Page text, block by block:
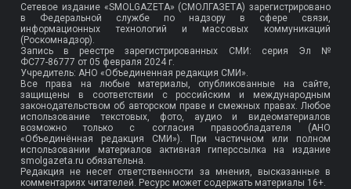
Сетевое издание «SMOLGAZETA» (СМОЛГАЗЕТА) зарегистрировано
в Федеральной службе по надзору в сфере связи,
информационных технологий и массовых коммуникаций
(Роскомнадзор).
Запись в реестре зарегистрированных СМИ: серия Эл №
ФС77-86777 от 05 февраля 2024 г.
Учредитель: АНО «Объединенная редакция СМИ».
Все права на любые материалы, опубликованные на сайте,
защищены в соответствии с российским и международным
законодательством об авторском праве и смежных правах. Любое
использование текстовых, фото, аудио и видеоматериалов
возможно только с согласия правообладателя (АНО
«Объединённая редакция СМИ»). При частичном или полном
использовании материалов активная гиперссылка на издание
smolgazeta.ru обязательна.
Редакция не несет ответственности за мнения, высказанные в
комментариях читателей. Ресурс может содержать материалы 16+.